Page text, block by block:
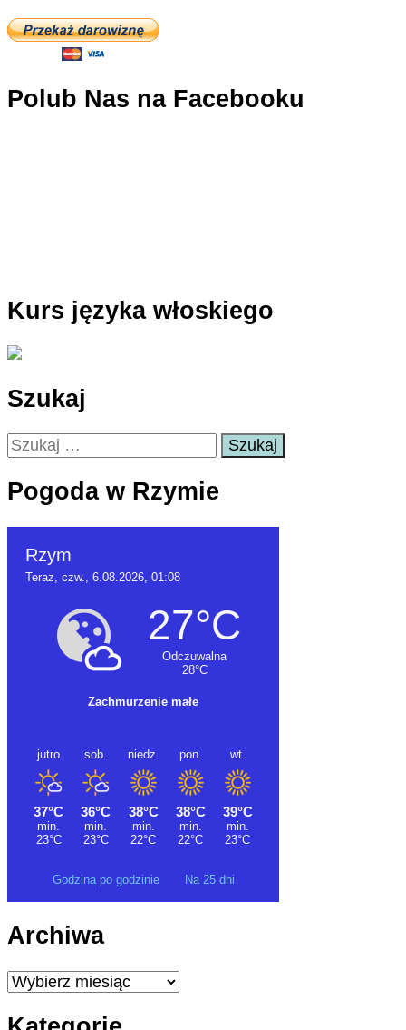
Polub Nas na Facebooku
Kurs języka włoskiego
Szukaj
Szukaj:
Pogoda w Rzymie
Godzina po godzinie Na 25 dni
Archiwa
Archiwa